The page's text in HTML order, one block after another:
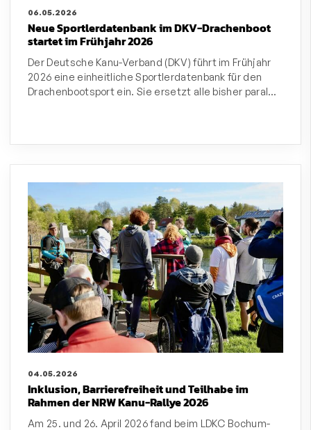
06.05.2026
Neue Sportlerdatenbank im DKV-Drachenboot
startet im Frühjahr 2026
Der Deutsche Kanu-Verband (DKV) führt im Frühjahr
2026 eine einheitliche Sportlerdatenbank für den
Drachenbootsport ein. Sie ersetzt alle bisher paral…
04.05.2026
Inklusion, Barrierefreiheit und Teilhabe im
Rahmen der NRW Kanu-Rallye 2026
Am 25. und 26. April 2026 fand beim LDKC Bochum-